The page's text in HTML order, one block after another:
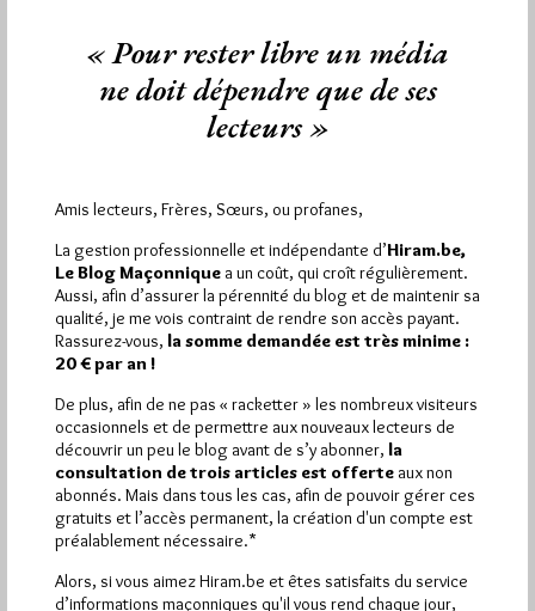
francs-maçons du Grand Orient de France est disponible. Son
dossier…
Hier samedi 8 août 2026, Hiram.be a reçu1 698 visites
et2 926 pagesont été lues (Source : Pirsch.io)
Plus d’informations
Abonnement aux Newsletters - RSS
« Pour rester libre un média
ne doit dépendre que de ses
lecteurs »
Amis lecteurs, Frères, Sœurs, ou profanes,
La gestion professionnelle et indépendante d’Hiram.be,
Le Blog Maçonnique a un coût, qui croît régulièrement.
Aussi, afin d’assurer la pérennité du blog et de maintenir sa
qualité, je me vois contraint de rendre son accès payant.
Rassurez-vous, la somme demandée est très minime :
20 € par an !
De plus, afin de ne pas « racketter » les nombreux visiteurs
occasionnels et de permettre aux nouveaux lecteurs de
découvrir un peu le blog avant de s’y abonner, la
consultation de trois articles est offerte aux non
abonnés. Mais dans tous les cas, afin de pouvoir gérer ces
gratuits et l’accès permanent, la création d'un compte est
préalablement nécessaire.*
Alors, si vous aimez Hiram.be et êtes satisfaits du service
d’informations maçonniques qu'il vous rend chaque jour,